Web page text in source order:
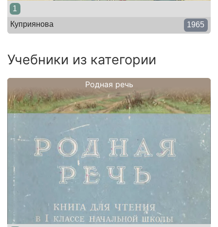
1
Куприянова
1965
Учебники из категории
Родная речь